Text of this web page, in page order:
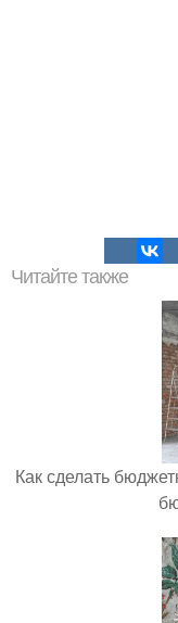
Читайте также
Как сделать